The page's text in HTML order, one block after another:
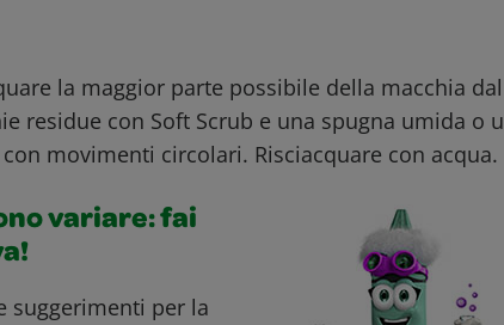
la maggior parte possibile della macchia
residue con Soft Scrub e una spugna umida o
movimenti circolari. Risciacquare con acqua.
variare: fai
suggerimenti per la